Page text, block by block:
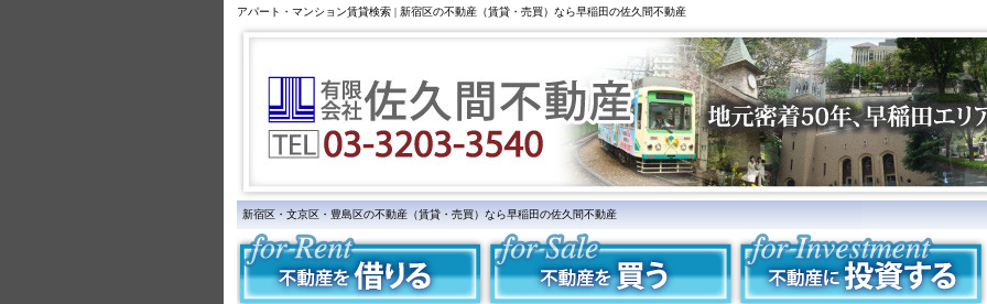
アパート・マンション賃貸検索 | 新宿区の不動産（賃貸・売買）なら早稲田の佐久間不動産
新宿区・文京区・豊島区の不動産（賃貸・売買）なら早稲田の佐久間不動産